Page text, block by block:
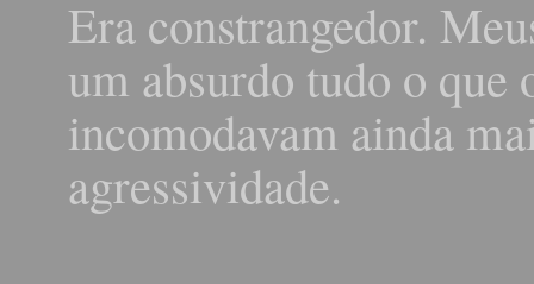
Era constrangedor.
um absurdo tudo o que
incomodavam ainda
agressividade.